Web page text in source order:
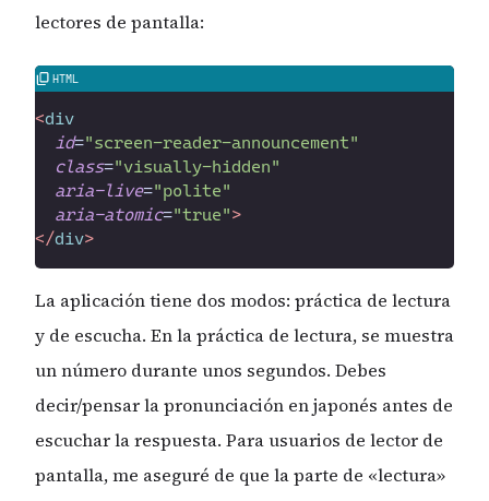
lectores de pantalla:
<div
id="screen-reader-announcement"
class="visually-hidden"
aria-live="polite"
aria-atomic="true">
</div>
La aplicación tiene dos modos: práctica de lectura
y de escucha. En la práctica de lectura, se muestra
un número durante unos segundos. Debes
decir/pensar la pronunciación en japonés antes de
escuchar la respuesta. Para usuarios de lector de
pantalla, me aseguré de que la parte de «lectura»